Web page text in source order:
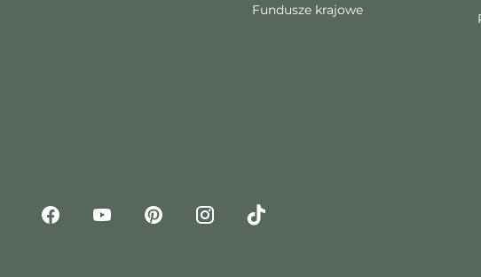
Fundusze krajowe